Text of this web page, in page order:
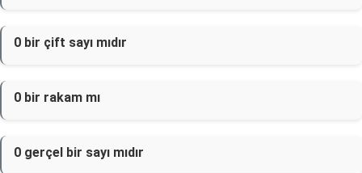
0 bir çift sayı mıdır
0 bir rakam mı
0 gerçel bir sayı mıdır